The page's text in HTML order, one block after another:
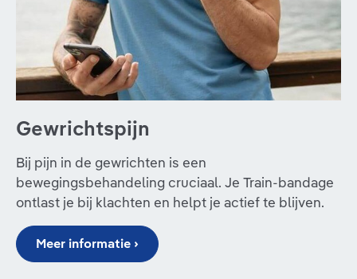
Gewrichtspijn
Bij pijn in de gewrichten is een
bewegingsbehandeling cruciaal. Je Train-bandage
ontlast je bij klachten en helpt je actief te blijven.
Meer informatie ›